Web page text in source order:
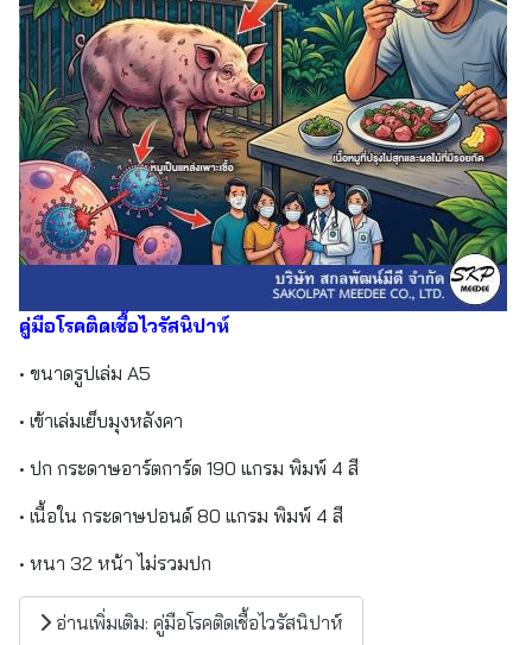
คู่มือโรคติดเชื้อไวรัสนิปาห์
• ขนาดรูปเล่ม A5
• เข้าเล่มเย็บมุงหลังคา
• ปก กระดาษอาร์ตการ์ด 190 แกรม พิมพ์ 4 สี
• เนื้อใน กระดาษปอนด์ 80 แกรม พิมพ์ 4 สี
• หนา 32 หน้า ไม่รวมปก
อ่านเพิ่มเติม: คู่มือโรคติดเชื้อไวรัสนิปาห์